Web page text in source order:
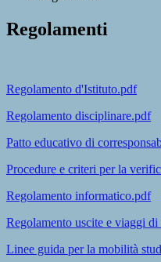
Regolamenti
Regolamento d'Istituto.pdf
Regolamento disciplinare.pdf
Patto educativo di
Procedure e criteri per la
Regolamento informatico.pdf
Regolamento uscite e viaggi
Linee guida per la mobilità